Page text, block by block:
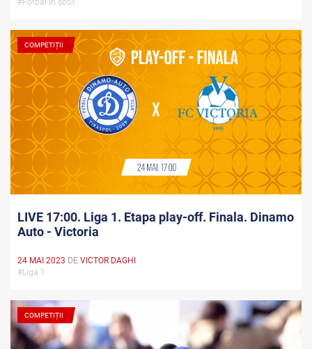
#Fotbal în școli
COMPETIȚII
LIVE 17:00. Liga 1. Etapa play-off. Finala. Dinamo
Auto - Victoria
24 MAI 2023 DE VICTOR DAGHI
#Liga 1
COMPETIȚII